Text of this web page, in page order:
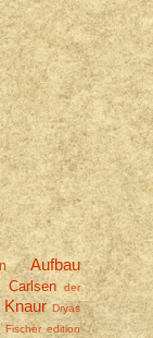
Aufbau
Carlsen
der
Dryas
Fischer edition